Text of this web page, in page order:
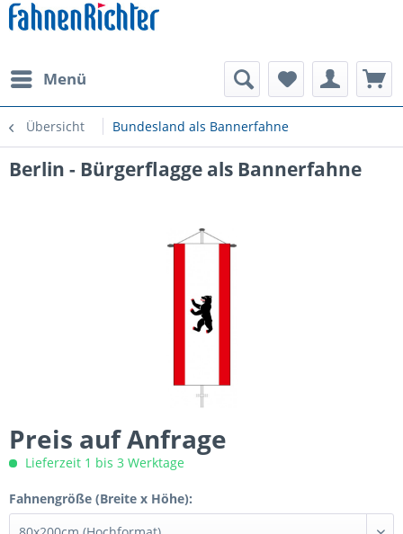
Menü
Übersicht Bundesland als Bannerfahne
Berlin - Bürgerflagge als Bannerfahne
Preis auf Anfrage
Lieferzeit 1 bis 3 Werktage
Fahnengröße (Breite x Höhe):